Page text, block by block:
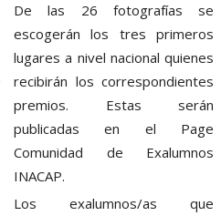
De las 26 fotografías se
escogerán los tres primeros
lugares a nivel nacional quienes
recibirán los correspondientes
premios. Estas serán
publicadas en el Page
Comunidad de Exalumnos
INACAP.
Los exalumnos/as que